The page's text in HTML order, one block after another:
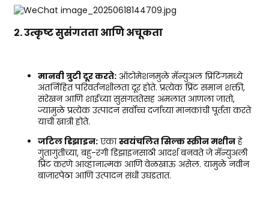
२. उत्कृष्ट सुसंगतता आणि अचूकता
मानवी त्रुटी दूर करते:ऑटोमेशनमुळे मॅन्युअल प्रिंटिंगमध्ये
अंतर्निहित परिवर्तनशीलता दूर होते. प्रत्येक प्रिंट समान शक्ती,
संरेखन आणि शाईच्या सुसंगततेसह अंमलात आणला जातो,
ज्यामुळे प्रत्येक उत्पादन सर्वोच्च दर्जाच्या मानकांची पूर्तता करते
याची खात्री होते.
जटिल डिझाइन:एकास्वयंचलित सिल्क स्क्रीन मशीनहे
गुंतागुंतीच्या, बहु-रंगी डिझाइनसाठी आदर्श बनवते जे मॅन्युअली
प्रिंट करणे आव्हानात्मक आणि वेळखाऊ असेल. यामुळे नवीन
बाजारपेठा आणि उत्पादन संधी उघडतात.